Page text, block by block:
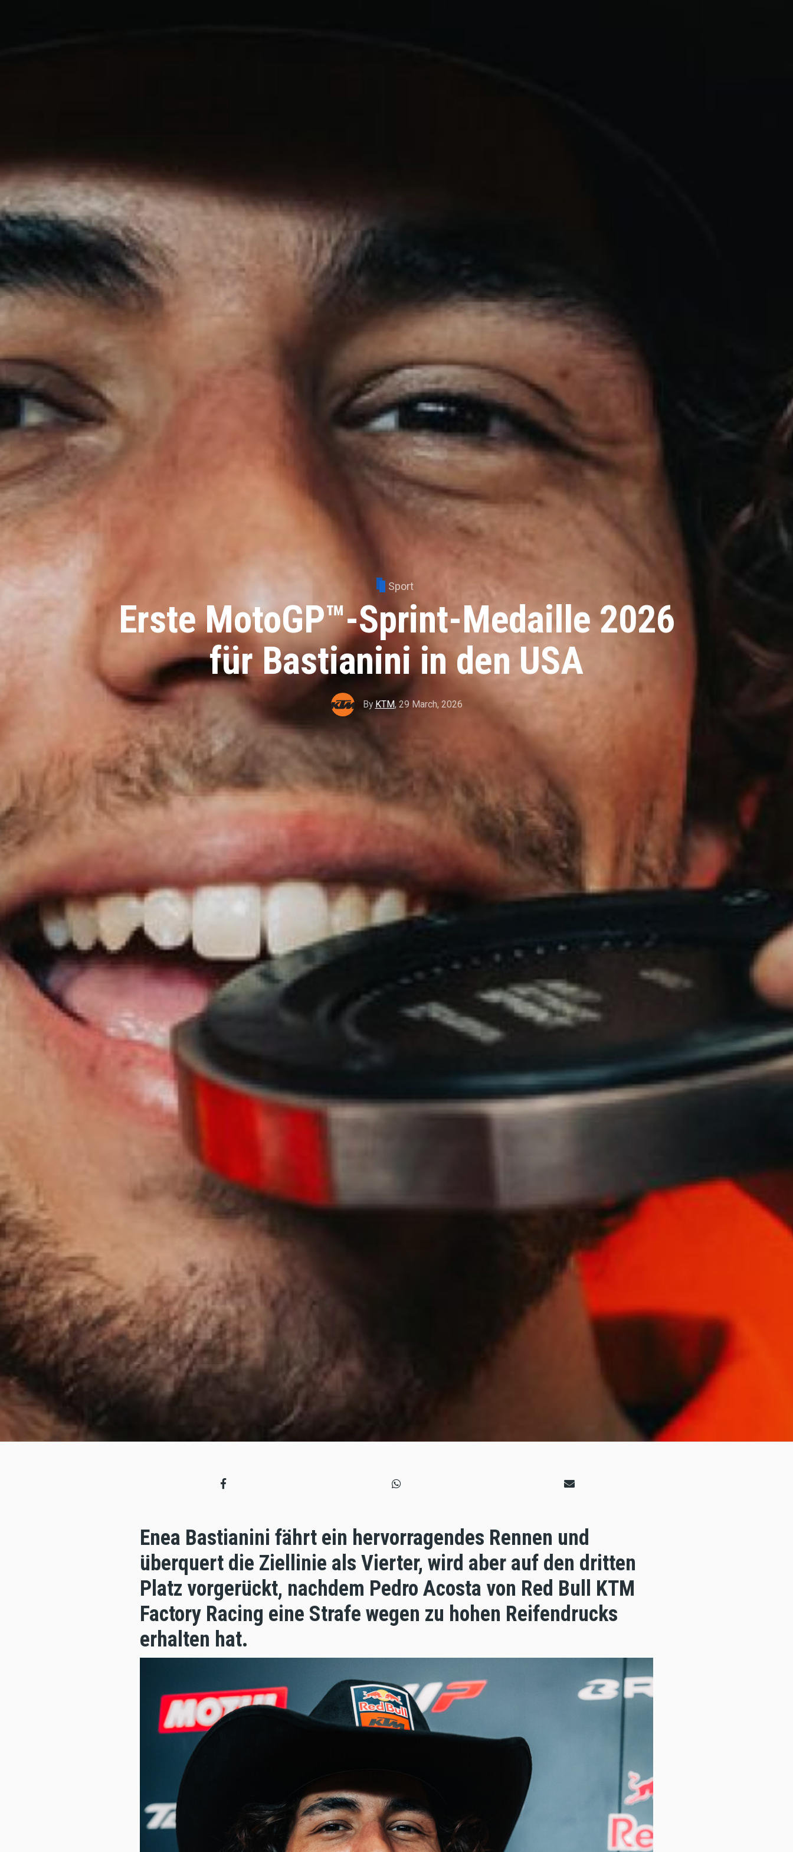
Sport
Erste MotoGP™-Sprint-Medaille 2026
für Bastianini in den USA
By KTM, 29 March, 2026
Enea Bastianini fährt ein hervorragendes Rennen und
überquert die Ziellinie als Vierter, wird aber auf den dritten
Platz vorgerückt, nachdem Pedro Acosta von Red Bull KTM
Factory Racing eine Strafe wegen zu hohen Reifendrucks
erhalten hat.